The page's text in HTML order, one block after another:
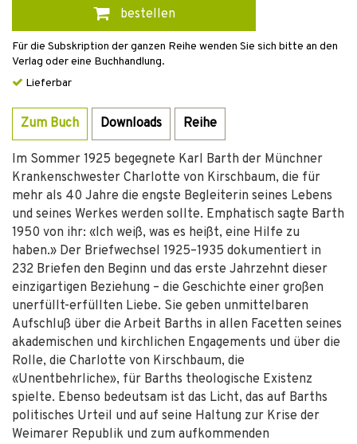
bestellen
Für die Subskription der ganzen Reihe wenden Sie sich bitte an den
Verlag oder eine Buchhandlung.
Lieferbar
Zum Buch Downloads Reihe
Im Sommer 1925 begegnete Karl Barth der Münchner
Krankenschwester Charlotte von Kirschbaum, die für
mehr als 40 Jahre die engste Begleiterin seines Lebens
und seines Werkes werden sollte. Emphatisch sagte Barth
1950 von ihr: «Ich weiß, was es heißt, eine Hilfe zu
haben.» Der Briefwechsel 1925–1935 dokumentiert in
232 Briefen den Beginn und das erste Jahrzehnt dieser
einzigartigen Beziehung – die Geschichte einer großen
unerfüllt-erfüllten Liebe. Sie geben unmittelbaren
Aufschluß über die Arbeit Barths in allen Facetten seines
akademischen und kirchlichen Engagements und über die
Rolle, die Charlotte von Kirschbaum, die
«Unentbehrliche», für Barths theologische Existenz
spielte. Ebenso bedeutsam ist das Licht, das auf Barths
politisches Urteil und auf seine Haltung zur Krise der
Weimarer Republik und zum aufkommenden